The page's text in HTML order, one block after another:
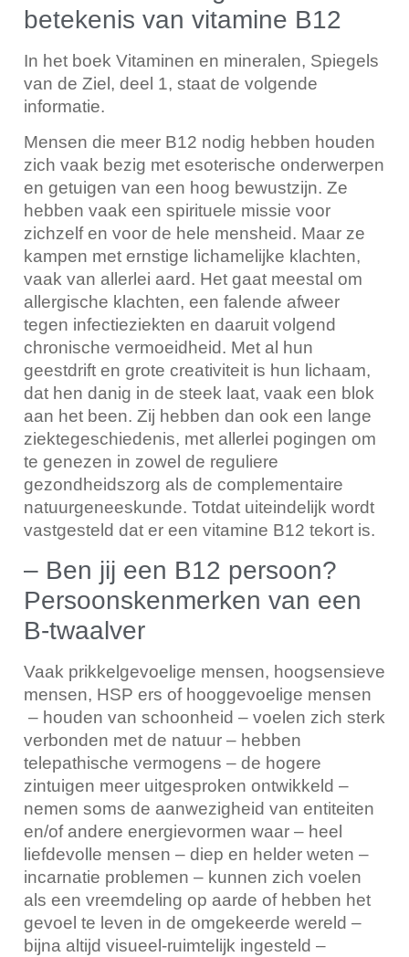
betekenis van vitamine B12
In het boek Vitaminen en mineralen, Spiegels
van de Ziel, deel 1, staat de volgende
informatie.
Mensen die meer B12 nodig hebben houden
zich vaak bezig met esoterische onderwerpen
en getuigen van een hoog bewustzijn. Ze
hebben vaak een spirituele missie voor
zichzelf en voor de hele mensheid. Maar ze
kampen met ernstige lichamelijke klachten,
vaak van allerlei aard. Het gaat meestal om
allergische klachten, een falende afweer
tegen infectieziekten en daaruit volgend
chronische vermoeidheid. Met al hun
geestdrift en grote creativiteit is hun lichaam,
dat hen danig in de steek laat, vaak een blok
aan het been. Zij hebben dan ook een lange
ziektegeschiedenis, met allerlei pogingen om
te genezen in zowel de reguliere
gezondheidszorg als de complementaire
natuurgeneeskunde. Totdat uiteindelijk wordt
vastgesteld dat er een vitamine B12 tekort is.
– Ben jij een B12 persoon?
Persoonskenmerken van een
B-twaalver
Vaak prikkelgevoelige mensen, hoogsensieve
mensen, HSP ers of hooggevoelige mensen
– houden van schoonheid – voelen zich sterk
verbonden met de natuur – hebben
telepathische vermogens – de hogere
zintuigen meer uitgesproken ontwikkeld –
nemen soms de aanwezigheid van entiteiten
en/of andere energievormen waar – heel
liefdevolle mensen – diep en helder weten –
incarnatie problemen – kunnen zich voelen
als een vreemdeling op aarde of hebben het
gevoel te leven in de omgekeerde wereld –
bijna altijd visueel-ruimtelijk ingesteld –